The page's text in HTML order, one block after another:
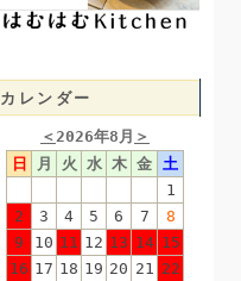
カレンダー
＜2026年8月 ＞
日
月 火 水 木 金 土
1
2
3 4 5 6 7
8
9
10 11 12 13 14 15
16 17 18 19 20 21 22